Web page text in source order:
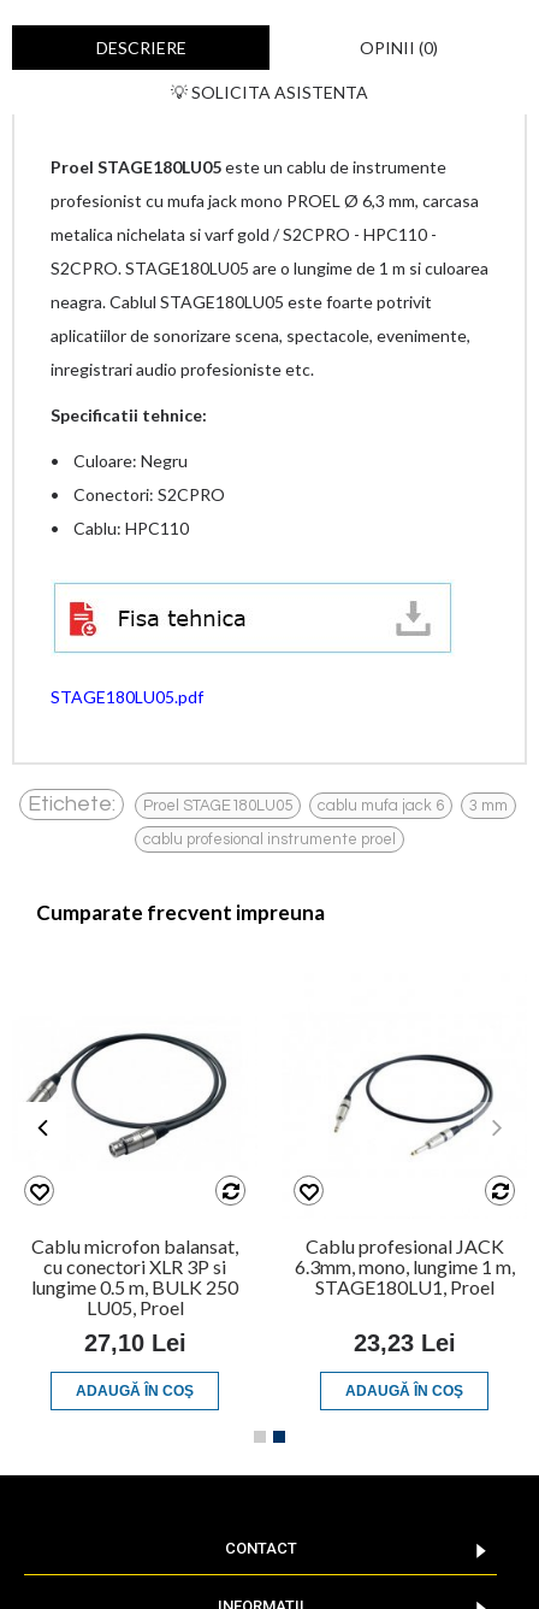
DESCRIERE OPINII (0)
💡 SOLICITA ASISTENTA
Proel STAGE180LU05este un cablu de instrumente
profesionist cu mufa jack mono PROEL Ø 6,3 mm, carcasa
metalica nichelata si varf gold / S2CPRO - HPC110 -
S2CPRO. STAGE180LU05 are o lungime de 1 m si culoarea
neagra. Cablul STAGE180LU05 este foarte potrivit
aplicatiilor de sonorizare scena, spectacole, evenimente,
inregistrari audio profesioniste etc.
Specificatii tehnice:
• Culoare: Negru
• Conectori: S2CPRO
• Cablu: HPC110
STAGE180LU05.pdf
Etichete: Proel STAGE180LU05 cablu mufa jack 6 3 mm
cablu profesional instrumente proel
Cumparate frecvent impreuna
Cablu microfon balansat,
cu conectori XLR 3P si
lungime 0.5 m, BULK 250
LU05, Proel
27,10 Lei
ADAUGĂ ÎN COŞ
Cablu profesional JACK
6.3mm, mono, lungime 1 m,
STAGE180LU1, Proel
23,23 Lei
ADAUGĂ ÎN COŞ
CONTACT